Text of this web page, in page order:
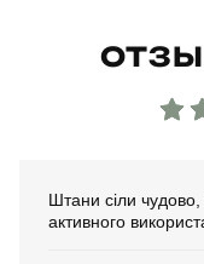
Штани сіли
активного